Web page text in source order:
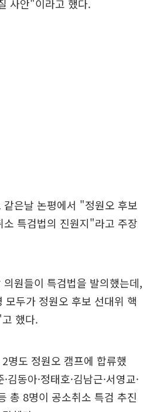
사안"이라고 했다.
같은날 논평에서 "정원오 후보
소 특검법의 진원지"라고 주장
원들이 특검법을 발의했는데,
모두가 정원오 후보 선대위 핵
했다.
명도 정원오 캠프에 합류했
동아·정태호·김남근·서영교·
총 8명이 공소취소 특검 추진